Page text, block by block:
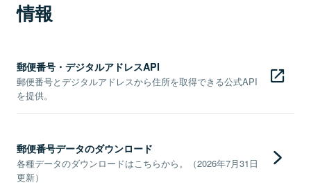
情報
郵便番号・デジタルアドレスAPI
郵便番号とデジタルアドレスから住所を取得できる公式API
を提供。
郵便番号データのダウンロード
各種データのダウンロードはこちらから。（2026年7月31日
更新）